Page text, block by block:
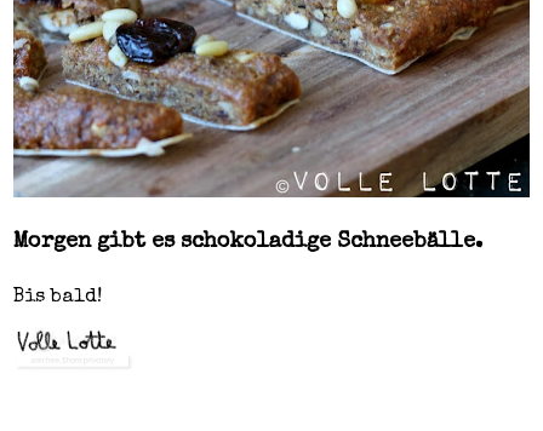
Morgen gibt es schokoladige Schneebälle.
Bis bald!